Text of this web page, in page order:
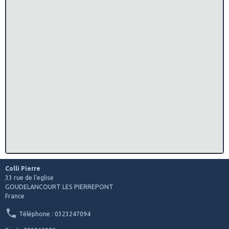
Colli Pierre
33 rue de l'eglise
GOUDELANCOURT LES PIERREPONT
France
Téléphone : 0323247094